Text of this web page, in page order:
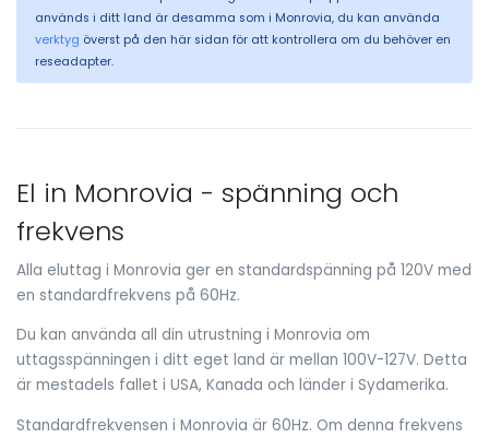
används i ditt land är desamma som i Monrovia, du kan använda
verktyg överst på den här sidan för att kontrollera om du behöver en
reseadapter.
El in Monrovia - spänning och
frekvens
Alla eluttag i Monrovia ger en standardspänning på 120V med
en standardfrekvens på 60Hz.
Du kan använda all din utrustning i Monrovia om
uttagsspänningen i ditt eget land är mellan 100V-127V. Detta
är mestadels fallet i USA, Kanada och länder i Sydamerika.
Standardfrekvensen i Monrovia är 60Hz. Om denna frekvens